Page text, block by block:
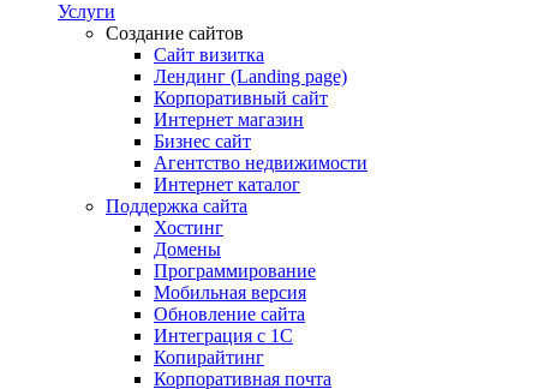
Услуги
Создание сайтов
Сайт визитка
Лендинг (Landing page)
Корпоративный сайт
Интернет магазин
Бизнес сайт
Агентство недвижимости
Интернет каталог
Поддержка сайта
Хостинг
Домены
Программирование
Мобильная версия
Обновление сайта
Интеграция с 1С
Копирайтинг
Корпоративная почта